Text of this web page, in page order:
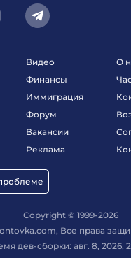
Видео
Финансы
Иммиграция
Форум
Вакансии
Реклама
О
Copyright © 1999-2026
Все права
дев-сборки: авг. 8, 2026,